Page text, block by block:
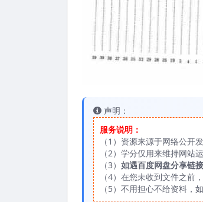
声明：
服务说明：
（1）资源来源于网络公开
（2）学分仅用来维持网站
（3） 如遇百度网盘分享链
（4）在您未收到文件之
（5）不用担心不给资料，